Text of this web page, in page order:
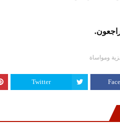
راجعون.
ومواساة
Twitter